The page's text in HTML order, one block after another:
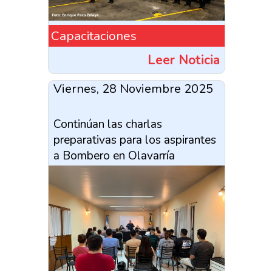
Capacitaciones
Leer Noticia
Viernes, 28 Noviembre 2025
Continúan las charlas
preparativas para los aspirantes
a Bombero en Olavarría